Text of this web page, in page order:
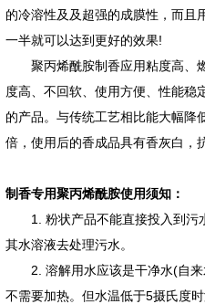
的冷溶性及及超强的成膜性，而且
一半就可以达到更好的效果!
聚丙烯酰胺制香应用粘度高、
度高、不回软、使用方便、性能稳
的产品。与传统工艺相比能大幅降
倍，使用后的香成品具有香灰白，
制香专用聚丙烯酰胺使用须知：
1. 粉状产品不能直接投入到污
其水溶液去处理污水。
2. 溶解用水应该是干净水(自来
不需要加热。但水温低于5摄氏度